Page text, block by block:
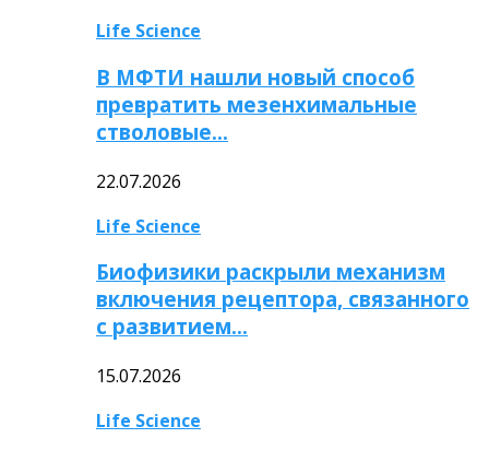
Life Science
В МФТИ нашли новый способ
превратить мезенхимальные
стволовые…
22.07.2026
Life Science
Биофизики раскрыли механизм
включения рецептора, связанного
с развитием…
15.07.2026
Life Science